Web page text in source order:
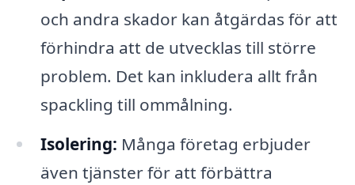
och andra skador kan åtgärdas för att
förhindra att de utvecklas till större
problem. Det kan inkludera allt från
spackling till ommålning.
Isolering: Många företag erbjuder
även tjänster för att förbättra